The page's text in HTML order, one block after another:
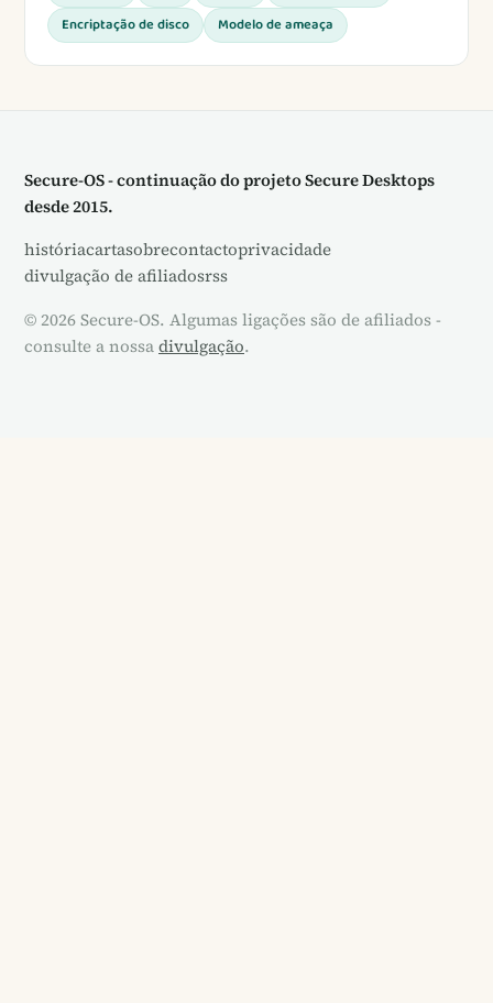
Encriptação de disco
Modelo de ameaça
Secure-OS - continuação do projeto Secure Desktops
desde 2015.
históriacartasobrecontactoprivacidade
divulgação de afiliadosrss
© 2026 Secure-OS. Algumas ligações são de afiliados -
consulte a nossadivulgação.